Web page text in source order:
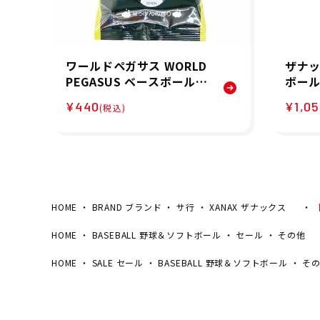
ワールドペガサス WORLD
PEGASUS ベースボール
サリー ガツ落ちシート W
¥440(税込)
ザナ
ボー
MC1
HOME BRAND ブランド サ行 XANAX ザナックス
HOME BASEBALL 野球＆ソフトボール セール その他
HOME SALE セール BASEBALL 野球＆ソフトボール そ